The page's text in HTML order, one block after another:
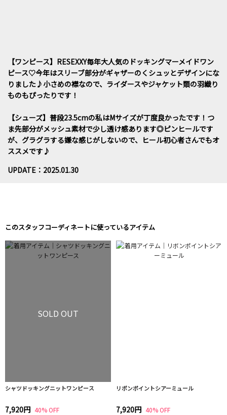
【ワンピース】RESEXXY毎年大人気のドッキングマーメイドワン
ピース♡今年はスリーブ部分がギャザーのくシュッとデザインにな
りました♪小さめの襟なので、ライダースやジャケット類の羽織り
ものもぴったりです！
【シューズ】普段23.5cmの私はMサイズが丁度良かったです！つ
ま先部分がメッシュ素材で少し透け感あります◎ピンヒールです
が、グラグラする嫌な感じがしないので、ヒール初心者さんでもオ
ススメです♪
UPDATE：2025.01.30
このスタッフコーディネートに使っているアイテム
SOLD OUT
シャツドッキングニットワンピース
7,920円 40% OFF
リボンポイントシアーミュール
7,920円 40% OFF